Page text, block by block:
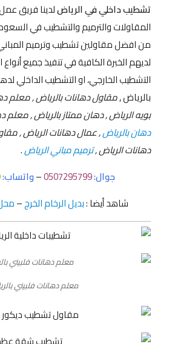
تشطيب داخلي في الرياضلدينا فريق
المقاولات والترميم والتشطيب في
من افضل مقاولين تشطيب وترميم
لديهم الخبرة الكافية في تنفيذ جميع
التشطيب الخارجي، او التشطيب الداخلي
بالرياض ,مقاول دهانات بالرياض , معلم
بويه الرياض , دهان ممتاز بالرياض , معلم
دهان بالرياض, عمال دهانات الرياض ,
دهانات الرياض ,ترميم مباني الرياض.
جوال:0507295799
–واتساب:
شاهد أيضا :بديل الرخام الخرج–
معلم دهانات فلبيني